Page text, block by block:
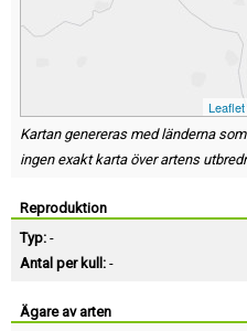
Leaflet
Kartan genereras med länderna
ingen exakt karta över artens
Reproduktion
Typ: -
Antal per kull: -
Ägare av arten